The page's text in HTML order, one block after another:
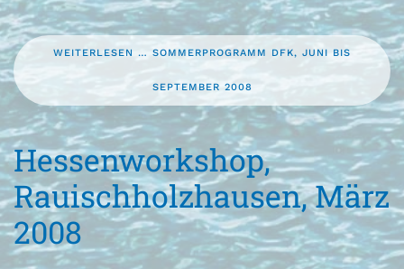
WEITERLESEN … SOMMERPROGRAMM DFK, JUNI BIS
SEPTEMBER 2008
Hessenworkshop,
Rauischholzhausen, März
2008